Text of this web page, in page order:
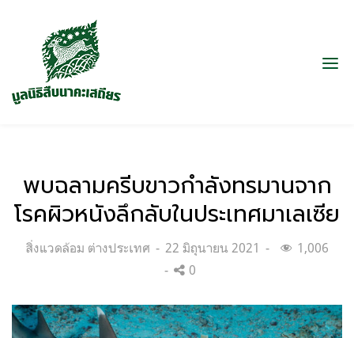
พบฉลามครีบขาวกำลังทรมานจาก
โรคผิวหนังลึกลับในประเทศมาเลเซีย
Categories:
สิ่งแวดล้อม ต่างประเทศ
Posted
on
22 มิถุนายน 2021
1,006
0